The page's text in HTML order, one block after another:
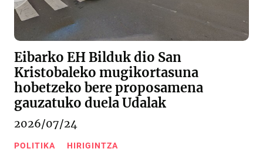
Eibarko EH Bilduk dio San
Kristobaleko mugikortasuna
hobetzeko bere proposamena
gauzatuko duela Udalak
2026/07/24
POLITIKA HIRIGINTZA